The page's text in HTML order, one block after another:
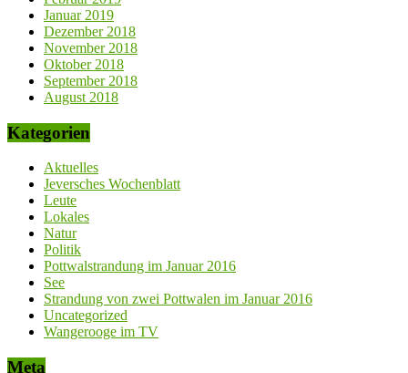
Januar 2019
Dezember 2018
November 2018
Oktober 2018
September 2018
August 2018
Kategorien
Aktuelles
Jeversches Wochenblatt
Leute
Lokales
Natur
Politik
Pottwalstrandung im Januar 2016
See
Strandung von zwei Pottwalen im Januar 2016
Uncategorized
Wangerooge im TV
Meta